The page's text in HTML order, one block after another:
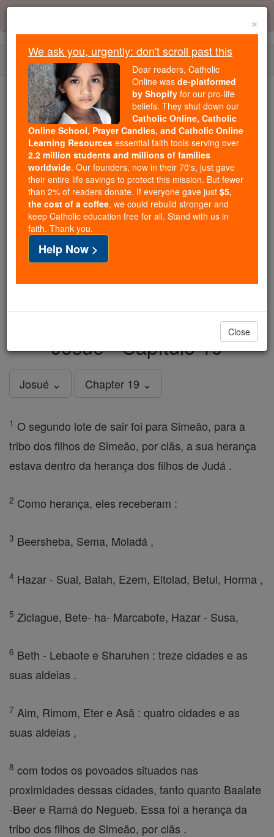
Skip
content
We ask you, urgently: don't scroll past this
Dear readers, Catholic Online
wasde-platformed by Shopify
for our pro-life beliefs. They
shut down ourCatholic
Online, Catholic Online School, Prayer Candles, and
Catholic Online Learning Resourcesessential faith
tools serving over2.2 million students and millions of
families worldwide. Our founders, now in their 70's,
just gave their entire life savings to protect this mission.
But fewer than 2% of readers donate. If everyone gave
just$5, the cost of a coffee, we could rebuild stronger
in faith. Thank you.DONATE TODAY >
Josué - Capítulo 19
Josué ⌄ Chapter 19 ⌄
1 O segundo lote de sair foi para Simeão, para a
tribo dos filhos de Simeão, por clãs, a sua herança
estava dentro da herança dos filhos de Judá .
2 Como herança, eles receberam :
3 Beersheba, Sema, Moladá ,
4 Hazar - Sual, Balah, Ezem, Eltolad, Betul, Horma ,
5 Ziclague, Bete- ha- Marcabote, Hazar - Susa,
6 Beth - Lebaote e Sharuhen : treze cidades e as
suas aldeias .
7 Aim, Rimom, Eter e Asã : quatro cidades e as
suas aldeias ,
8 com todos os povoados situados nas
proximidades dessas cidades, tanto quanto Baalate
-Beer e Ramá do Negueb. Essa foi a herança da
tribo dos filhos de Simeão, por clãs .
×
We ask you, urgently: don't scroll past this
Dear readers, Catholic
Online was de-platformed
by Shopify for our pro-life
beliefs. They shut down our
Catholic Online, Catholic
Online School, Prayer Candles, and Catholic Online
Learning Resources essential faith tools serving over
2.2 million students and millions of families
worldwide. Our founders, now in their 70's, just gave
their entire life savings to protect this mission. But fewer
than 2% of readers donate. If everyone gave just $5,
the cost of a coffee, we could rebuild stronger and
keep Catholic education free for all. Stand with us in
faith. Thank you.
Help Now >
Close